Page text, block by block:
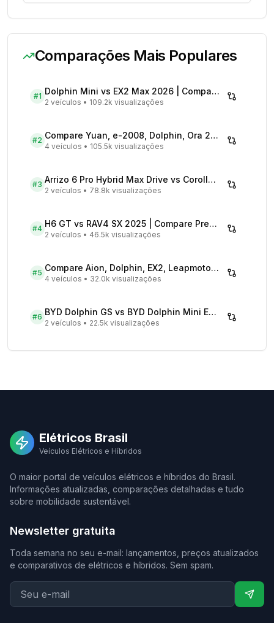
Comparações Mais Populares
#1 Dolphin Mini vs EX2 Max 2026 | Compare Preços
2 veículos • 109.2k visualizações
#2 Compare Yuan, e-2008, Dolphin, Ora 2026 | Veículos Elétricos
4 veículos • 105.5k visualizações
#3 Arrizo 6 Pro Hybrid Max Drive vs Corolla Cross XRX Hybrid - Comparativo Completo
2 veículos • 78.8k visualizações
#4 H6 GT vs RAV4 SX 2025 | Compare Preços
2 veículos • 46.5k visualizações
#5 Compare Aion, Dolphin, EX2, Leapmotor 2026 | Veículos Elétricos
4 veículos • 32.0k visualizações
#6 BYD Dolphin GS vs BYD Dolphin Mini EV - Comparativo Completo
2 veículos • 22.5k visualizações
Elétricos Brasil
Veículos Elétricos e Híbridos
O maior portal de veículos elétricos e híbridos do Brasil.
Informações atualizadas, comparações detalhadas e tudo
sobre mobilidade sustentável.
Newsletter gratuita
Toda semana no seu e-mail: lançamentos, preços atualizados
e comparativos de elétricos e híbridos. Sem spam.